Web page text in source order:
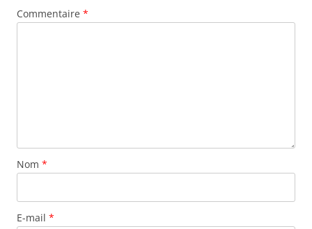
Commentaire *
Nom *
E-mail *